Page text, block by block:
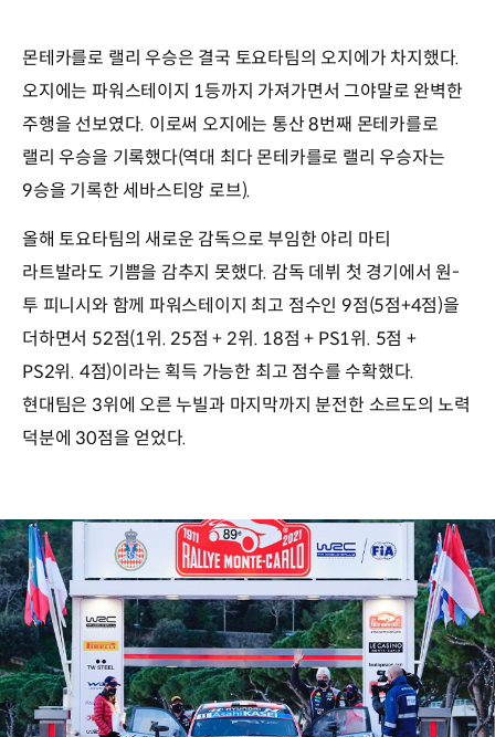
몬테카를로 랠리 우승은 결국 토요타팀의 오지에가 차지했다.
오지에는 파워스테이지 1등까지 가져가면서 그야말로 완벽한
주행을 선보였다. 이로써 오지에는 통산 8번째 몬테카를로
랠리 우승을 기록했다(역대 최다 몬테카를로 랠리 우승자는
9승을 기록한 세바스티앙 로브).
올해 토요타팀의 새로운 감독으로 부임한 야리 마티
라트발라도 기쁨을 감추지 못했다. 감독 데뷔 첫 경기에서 원-
투 피니시와 함께 파워스테이지 최고 점수인 9점(5점+4점)을
더하면서 52점(1위. 25점 + 2위. 18점 + PS1위. 5점 +
PS2위. 4점)이라는 획득 가능한 최고 점수를 수확했다.
현대팀은 3위에 오른 누빌과 마지막까지 분전한 소르도의 노력
덕분에 30점을 얻었다.